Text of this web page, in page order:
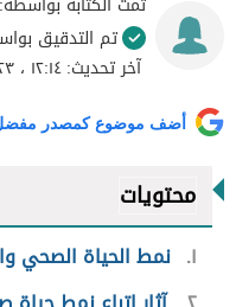
تم التدقيق
آخر تحديث:١٢:١٤ ، ٢٣ أكتوبر ٢٠٢٢
أضف موضوع كمصدر
محتويات
١ نمط الحياة الصحي